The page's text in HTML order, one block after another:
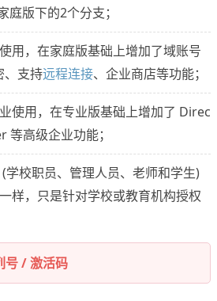
庭版下的2个分支；
用，在家庭版基础上增加了域账号
、支持远程连接、企业商店等功能；
使用，在专业版基础上增加了 Direc
高级企业功能；
学校职员、管理人员、老师和学生)
样，只是针对学校或教育机构授权
号 / 激活码